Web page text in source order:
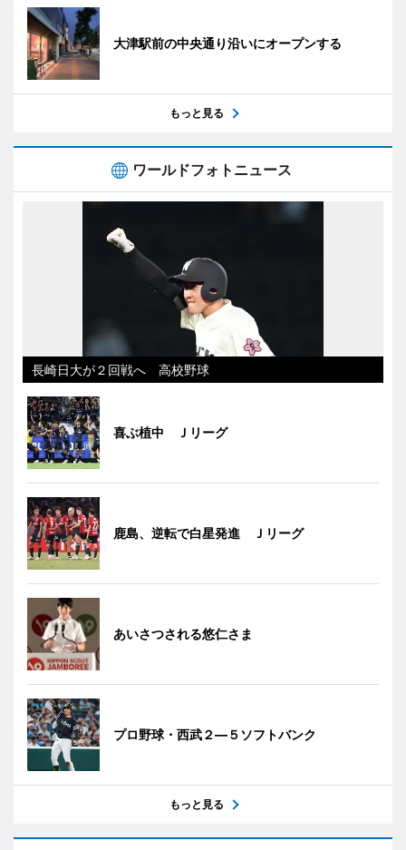
大津駅前の中央通り沿いにオープンする
もっと見る
ワールドフォトニュース
長崎日大が２回戦へ 高校野球
喜ぶ植中 Ｊリーグ
鹿島、逆転で白星発進 Ｊリーグ
あいさつされる悠仁さま
プロ野球・西武２―５ソフトバンク
もっと見る